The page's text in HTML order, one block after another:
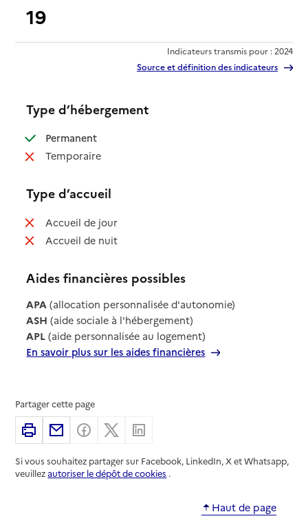
19
Indicateurs transmis pour : 2024
Source et définition des indicateurs
Type d’hébergement
Permanent: disponible
Temporaire: non disponible
Type d’accueil
Accueil de jour: non disponible
Accueil de nuit: non disponible
Aides financières possibles
APA (allocation personnalisée d'autonomie)
ASH (aide sociale à l'hébergement)
APL (aide personnalisée au logement)
En savoir plus sur les aides financières
Partager cette page
ImprimerPartager par email
Partager sur Facebook
Partager sur X
Si vous souhaitez partager sur Facebook, LinkedIn, X et Whatsapp,
veuillezautoriser le dépôt de cookies .
Haut de page